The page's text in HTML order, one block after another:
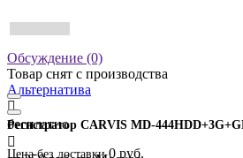
Обсуждение (0)
Регистратор CARVIS MD-
Цена без доставки 0 руб.
Товар снят с производства
Альтернатива
бесплатно